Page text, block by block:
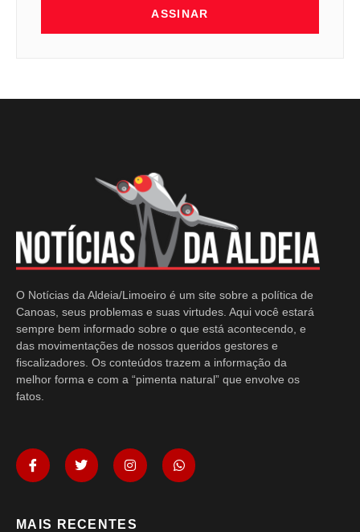
ASSINAR
O Notícias da Aldeia/Limoeiro é um site sobre a política de
Canoas, seus problemas e suas virtudes. Aqui você estará
sempre bem informado sobre o que está acontecendo, e
das movimentações de nossos queridos gestores e
fiscalizadores. Os conteúdos trazem a informação da
melhor forma e com a “pimenta natural” que envolve os
fatos.
MAIS RECENTES